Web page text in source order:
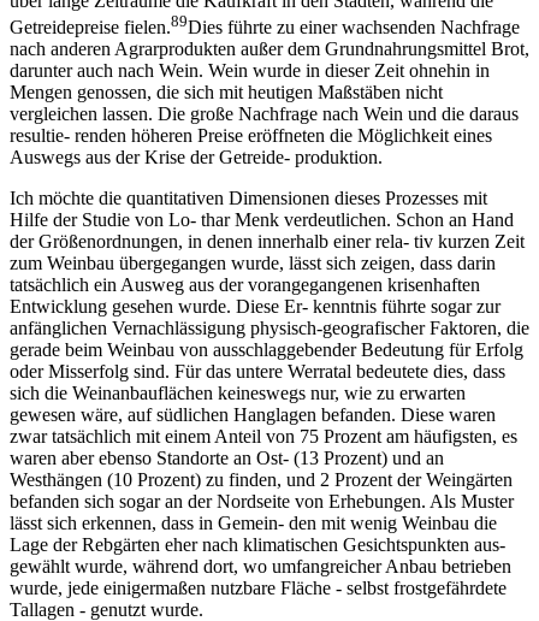
Getreidepreise fielen.89Dies führte zu einer wachsenden Nachfrage
nach anderen Agrarprodukten außer dem Grundnahrungsmittel Brot,
darunter auch nach Wein. Wein wurde in dieser Zeit ohnehin in
Mengen genossen, die sich mit heutigen Maßstäben nicht
vergleichen lassen. Die große Nachfrage nach Wein und die daraus
resultie- renden höheren Preise eröffneten die Möglichkeit eines
Auswegs aus der Krise der Getreide- produktion.
Ich möchte die quantitativen Dimensionen dieses Prozesses mit
Hilfe der Studie von Lo- thar Menk verdeutlichen. Schon an Hand
der Größenordnungen, in denen innerhalb einer rela- tiv kurzen Zeit
zum Weinbau übergegangen wurde, lässt sich zeigen, dass darin
tatsächlich ein Ausweg aus der vorangegangenen krisenhaften
Entwicklung gesehen wurde. Diese Er- kenntnis führte sogar zur
anfänglichen Vernachlässigung physisch-geografischer Faktoren, die
gerade beim Weinbau von ausschlaggebender Bedeutung für Erfolg
oder Misserfolg sind. Für das untere Werratal bedeutete dies, dass
sich die Weinanbauflächen keineswegs nur, wie zu erwarten
gewesen wäre, auf südlichen Hanglagen befanden. Diese waren
zwar tatsächlich mit einem Anteil von 75 Prozent am häufigsten, es
waren aber ebenso Standorte an Ost- (13 Prozent) und an
Westhängen (10 Prozent) zu finden, und 2 Prozent der Weingärten
befanden sich sogar an der Nordseite von Erhebungen. Als Muster
lässt sich erkennen, dass in Gemein- den mit wenig Weinbau die
Lage der Rebgärten eher nach klimatischen Gesichtspunkten aus-
gewählt wurde, während dort, wo umfangreicher Anbau betrieben
wurde, jede einigermaßen nutzbare Fläche - selbst frostgefährdete
Tallagen - genutzt wurde.